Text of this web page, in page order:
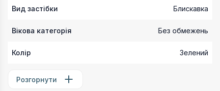
Вид застібки Блискавка
Вікова категорія Без обмежень
Колір Зелений
Розгорнути